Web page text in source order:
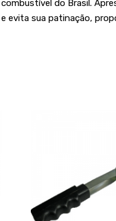
do Brasil.
evita sua patinação,